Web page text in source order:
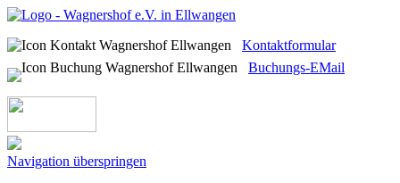
Kontaktformular
Buchungs-EMail
Navigation überspringen